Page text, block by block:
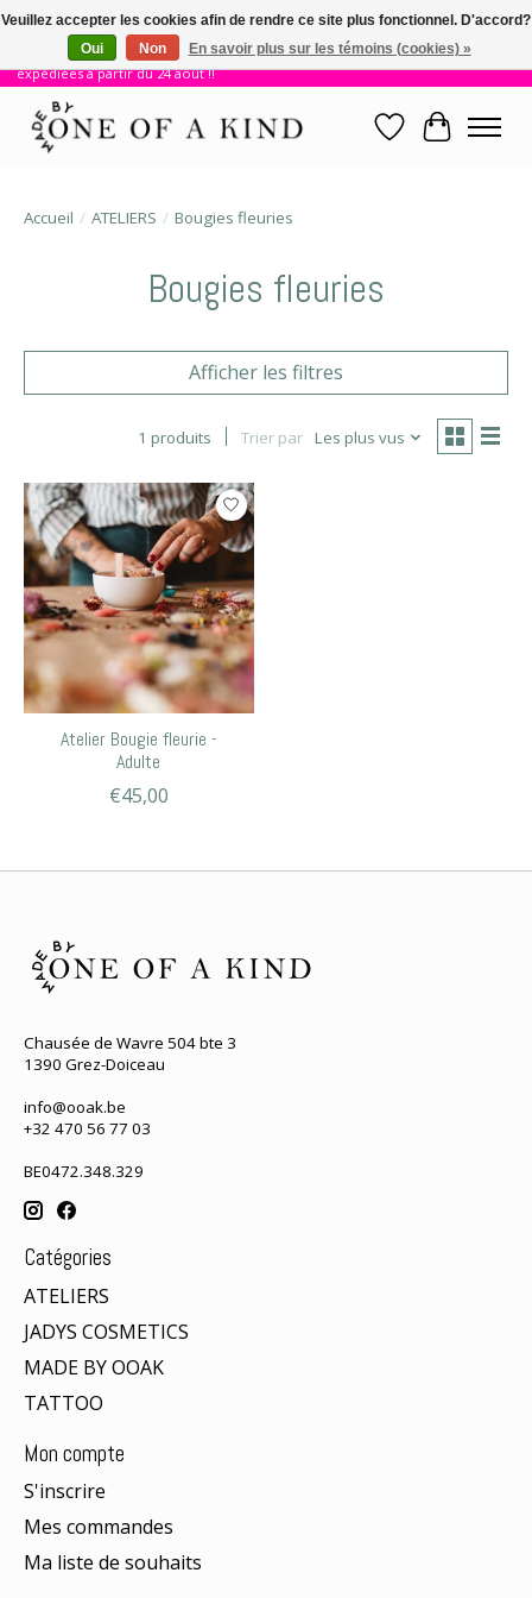
!! Nous sommes en vacances jusqu'au 23 août. Les commandes seront
expédiées à partir du 24 août !!
Liste dePanier
Accueil / ATELIERS / Bougies fleuries
Bougies fleuries
Afficher les filtres
1 produits Trier par Les plus vus
Atelier Bougie fleurie -
Adulte
€45,00
Chausée de Wavre 504 bte 3
1390 Grez-Doiceau
info@ooak.be
+32 470 56 77 03
BE0472.348.329
Catégories
ATELIERS
JADYS COSMETICS
MADE BY OOAK
TATTOO
Mon compte
S'inscrire
Mes commandes
Ma liste de souhaits
Veuillez accepter les cookies afin de rendre ce site plus fonctionnel. D'accord?
Oui
Non En savoir plus sur les témoins (cookies) »